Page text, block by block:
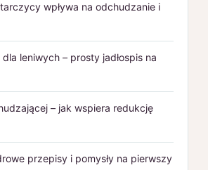
wpływa na odchudzanie i
leniwych – prosty jadłospis na
– jak wspiera redukcję
przepisy i pomysły na pierwszy